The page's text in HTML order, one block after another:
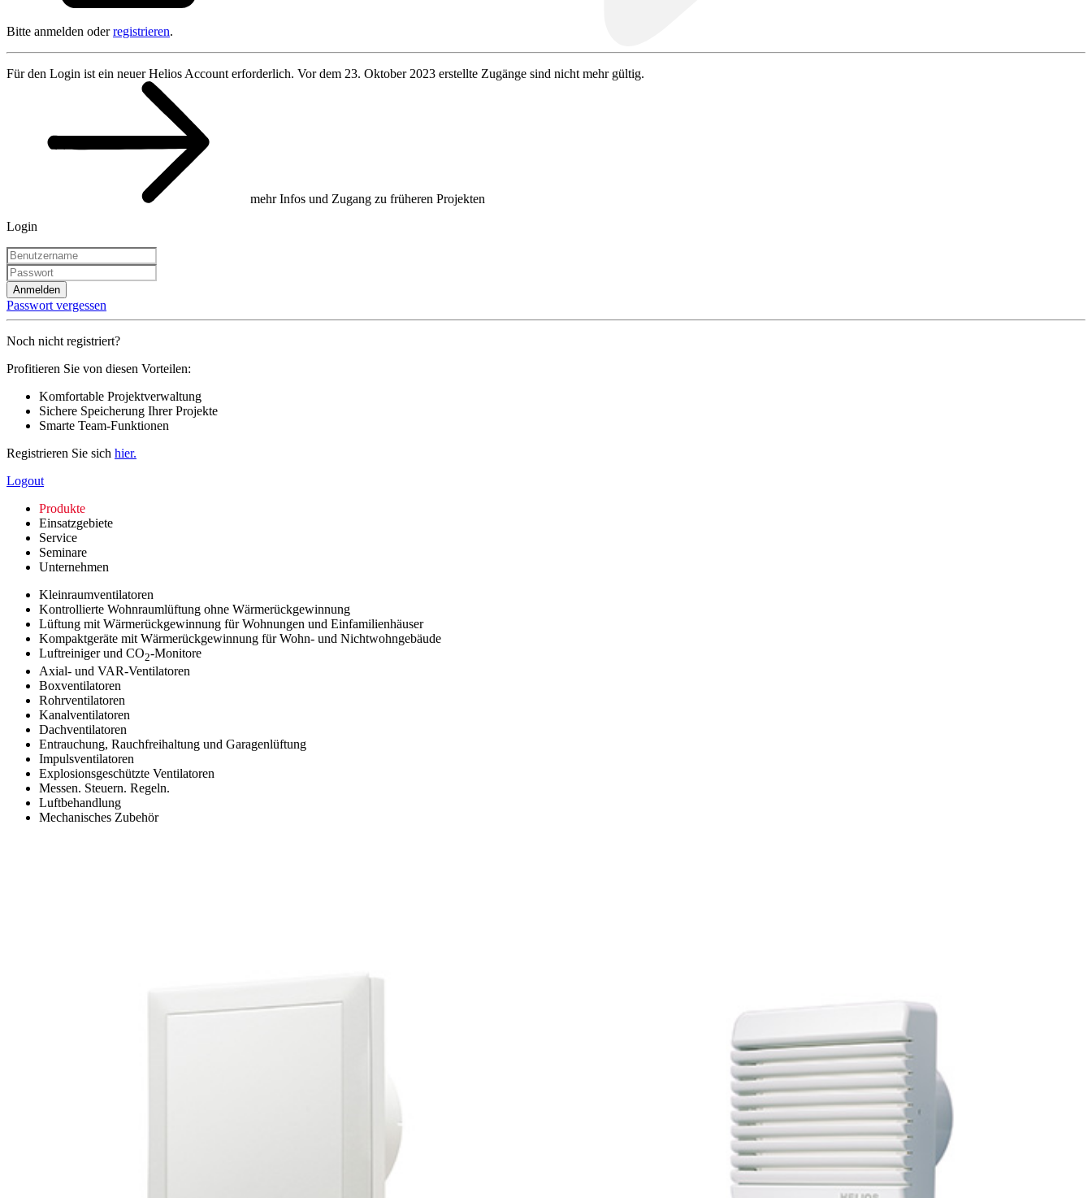
Bitte anmelden oderregistrieren.
Für den Login ist ein neuer Helios Account erforderlich. Vor dem 23. Oktober 2023 erstellte Zugänge sind nicht mehr gültig.
mehr Infos und Zugang zu früheren Projekten
Login
Anmelden
Passwort vergessen
Noch nicht registriert?
Profitieren Sie von diesen Vorteilen:
Komfortable Projektverwaltung
Sichere Speicherung Ihrer Projekte
Smarte Team-Funktionen
Registrieren Sie sich hier.
Logout
Produkte
Einsatzgebiete
Service
Seminare
Unternehmen
Kleinraumventilatoren
Kontrollierte Wohnraumlüftung ohne Wärmerückgewinnung
Lüftung mit Wärmerückgewinnung für Wohnungen und Einfamilienhäuser
Kompaktgeräte mit Wärmerückgewinnung für Wohn- und Nichtwohngebäude
Luftreiniger und CO2-Monitore
Axial- und VAR-Ventilatoren
Boxventilatoren
Rohrventilatoren
Kanalventilatoren
Dachventilatoren
Entrauchung, Rauchfreihaltung und Garagenlüftung
Impulsventilatoren
Explosionsgeschützte Ventilatoren
Messen. Steuern. Regeln.
Luftbehandlung
Mechanisches Zubehör